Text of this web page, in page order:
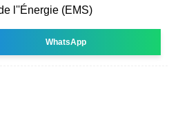
l''Énergie (EMS)
WhatsApp